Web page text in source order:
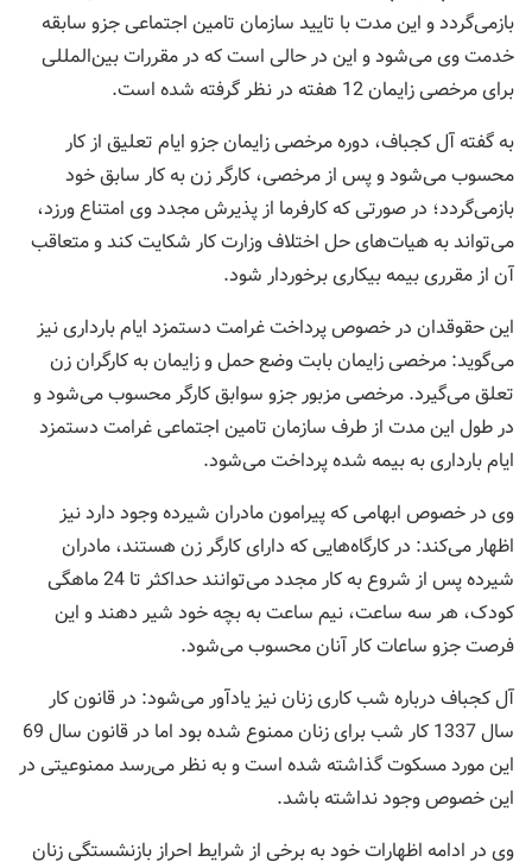
بازمی‌گردد و این مدت با تایید سازمان تامین اجتماعی جزو سابقه
خدمت وی می‌شود و این در حالی است که در مقررات بین‌المللی
برای مرخصی زایمان 12 هفته در نظر گرفته شده است.
به گفته آل کجباف،‌ دوره مرخصی زایمان جزو ایام تعلیق از کار
محسوب می‌شود و پس از مرخصی، کارگر زن به کار سابق خود
بازمی‌گردد؛ در صورتی که کارفرما از پذیرش مجدد وی امتناع ورزد،
می‌تواند به هیات‌های حل اختلاف وزارت کار شکایت کند و متعاقب
آن از مقرری بیمه بیکاری برخوردار شود.
این حقوقدان در خصوص پرداخت غرامت دستمزد ایام بارداری نیز
می‌گوید: مرخصی زایمان بابت وضع حمل و زایمان به کارگران زن
تعلق می‌گیرد. مرخصی مزبور جزو سوابق کارگر محسوب می‌شود و
در طول این مدت از طرف سازمان تامین اجتماعی غرامت دستمزد
ایام بارداری به بیمه شده پرداخت می‌شود.
وی در خصوص ابهامی که پیرامون مادران شیرده وجود دارد نیز
اظهار می‌کند: در کارگاه‌هایی که دارای کارگر زن هستند، مادران
شیرده پس از شروع به کار مجدد می‌توانند حداکثر تا 24 ماهگی
کودک، هر سه ساعت، نیم ساعت به بچه خود شیر دهند و این
فرصت جزو ساعات کار آنان محسوب می‌شود.
آل کجباف درباره شب کاری زنان نیز یادآور می‌شود: در قانون کار
سال 1337 کار شب برای زنان ممنوع شده بود اما در قانون سال 69
این مورد مسکوت گذاشته شده است و به نظر می‌رسد ممنوعیتی در
این خصوص وجود نداشته باشد.
وی در ادامه اظهارات خود به برخی از شرایط احراز بازنشستگی زنان